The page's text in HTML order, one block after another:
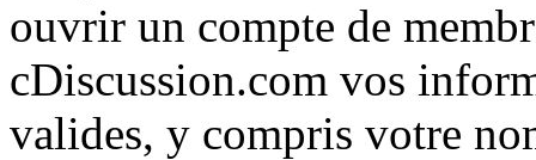
ouvrir un compte de
cDiscussion.com vos
valides, y compris votre